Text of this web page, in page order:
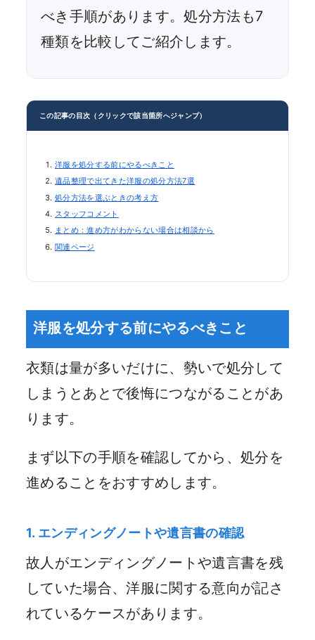
べき手順があります。処分方法も7
種類を比較してご紹介します。
この記事の目次（クリックで該当箇所へジャンプ）
洋服を処分する前にやるべきこと
遺品整理で出てきた洋服の処分方法7選
処分方法を選ぶときの考え方
スタッフコメント
まとめ：進め方がわからない場合は相談から
関連ページ
洋服を処分する前にやるべきこと
衣類は量が多いだけに、勢いで処分して
しまうとあとで後悔につながることがあ
ります。
まず以下の手順を確認してから、処分を
進めることをおすすめします。
1. エンディングノートや遺言書の確認
故人がエンディングノートや遺言書を残
していた場合、洋服に関する意向が記さ
れているケースがあります。